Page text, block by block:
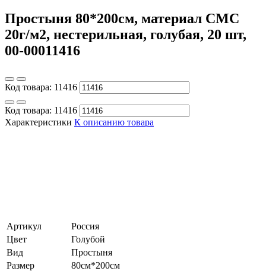
Простыня 80*200см, материал СМС
20г/м2, нестерильная, голубая, 20 шт,
00-00011416
Код товара: 11416
Код товара: 11416
Характеристики К описанию товара
Артикул
Россия
Цвет
Голубой
Вид
Простыня
Размер
80см*200см